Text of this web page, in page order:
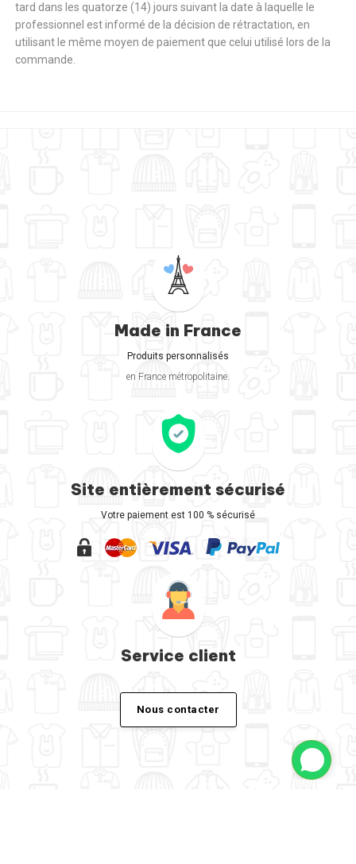
tard dans les quatorze (14) jours suivant la date à laquelle le
professionnel est informé de la décision de rétractation, en
utilisant le même moyen de paiement que celui utilisé lors de la
commande.
Made in France
Produits personnalisés
en France métropolitaine.
Site entièrement sécurisé
Votre paiement est 100 % sécurisé
Service client
Nous contacter